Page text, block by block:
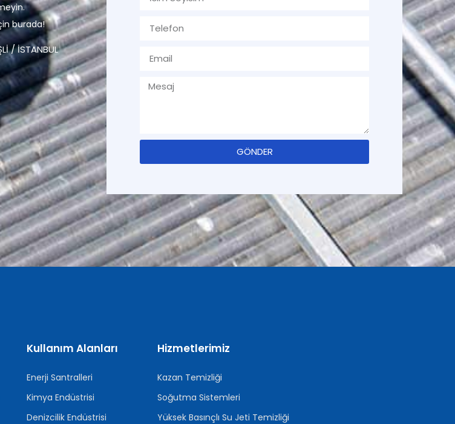
burada!
/ İSTANBUL
GÖNDER
Kullanım Alanları
Enerji Santralleri
Kimya Endüstrisi
Denizcilik Endüstrisi
Hizmetlerimiz
Kazan Temizliği
Soğutma Sistemleri
Yüksek Basınçlı Su Jeti Temizliği